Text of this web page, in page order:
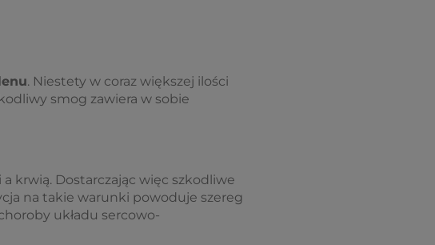
. Niestety w coraz większej ilości
smog zawiera w sobie
a krwią. Dostarczając więc szkodliwe
na takie warunki powoduje szereg
układu sercowo-